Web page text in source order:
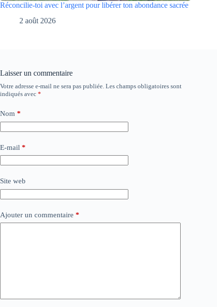
Réconcilie-toi avec l’argent pour libérer ton abondance sacrée
2 août 2026
Laisser un commentaire
Votre adresse e-mail ne sera pas publiée. Les champs obligatoires sont
indiqués avec *
Nom *
E-mail *
Site web
Ajouter un commentaire *